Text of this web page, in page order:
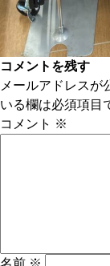
コメントを残す
メールアドレスが
いる欄は必須項目
コメント ※